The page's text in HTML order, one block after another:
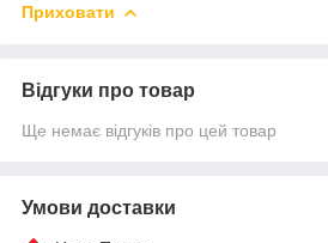
Приховати
Відгуки про товар
Ще немає відгуків про цей товар
Умови доставки